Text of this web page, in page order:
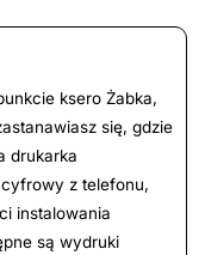
ksero Żabka,
się, gdzie
drukarka
cyfrowy z telefonu,
instalowania
są wydruki